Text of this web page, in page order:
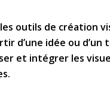
outils de création
d’une idée ou d’un
et intégrer les